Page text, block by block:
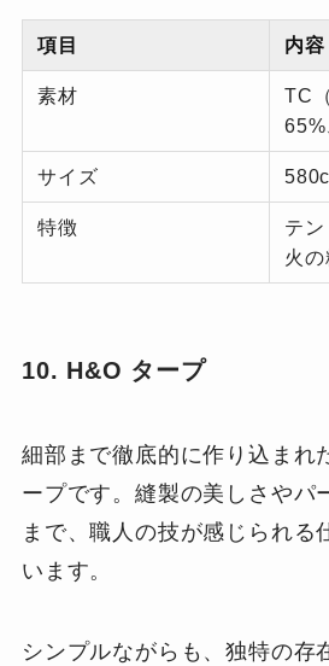
項目 内容
素材
TC
65%
サイズ
特徴
テン
火
10. H&O タープ
細部まで徹底的に作り込まれ
ープです。縫製の美しさやパ
まで、職人の技が感じられる
います。
シンプルながらも、独特の存